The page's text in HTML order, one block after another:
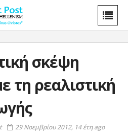
σκέψη
τη ρεαλιστική
29 Νοεμβρίου 2012, 14 έτη ago